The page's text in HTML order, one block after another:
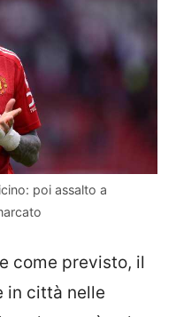
poi assalto a
come previsto, il
in città nelle